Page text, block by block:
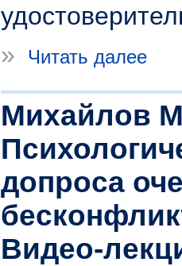
»
Читать далее
Михайлов
допроса
Видео-